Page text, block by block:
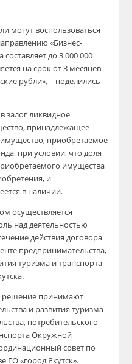
могут воспользоваться
«Бизнес-
до 3 000 000
на срок от 3 месяцев
рубли», – поделились
залог ликвидное
принадлежащее
приобретаемое
при условии, что доля
имущества
и
в наличии.
осуществляется
над деятельностью
действия договора
предпринимательства,
туризма и транспорта
решение принимают
и развития туризма
потребительского
Окружной
совет по
ГО «город Якутск».